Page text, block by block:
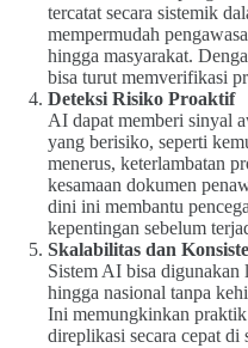
tercatat secara sistemik
mempermudah
hingga masyarakat.
bisa turut memverifikasi
Deteksi Risiko Proaktif
AI dapat memberi sinyal
yang berisiko, seperti
menerus, keterlambatan
kesamaan dokumen
dini ini membantu
kepentingan sebelum
Skalabilitas dan
Sistem AI bisa digunakan
hingga nasional tanpa
Ini memungkinkan
direplikasi secara cepat di